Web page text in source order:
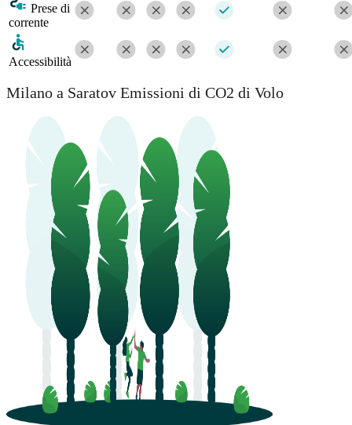
Prese di
corrente
Accessibilità
Milano a Saratov Emissioni di CO2 di Volo